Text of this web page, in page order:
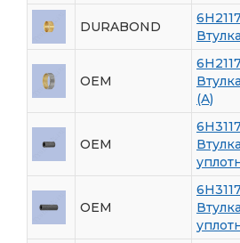
DURABOND
OEM
(A)
OEM
Втулка
OEM
Втулка